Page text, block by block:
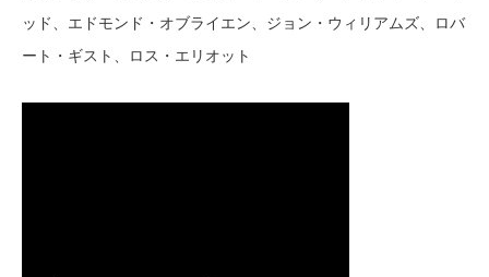
ッド、エドモンド・オブライエン、ジョン・ウィリアムズ、ロバ
ート・ギスト、ロス・エリオット